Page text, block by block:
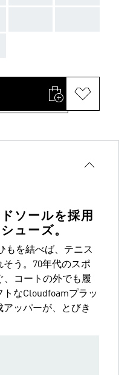
ソールを採用
ューズ。
もを結べば、テニス
う。70年代のスポ
、コートの外でも履
なCloudfoamプラッ
アッパーが、とびき